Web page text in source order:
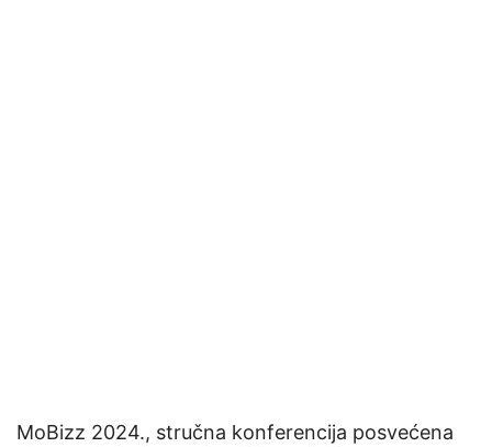
MoBizz 2024., stručna konferencija posvećena